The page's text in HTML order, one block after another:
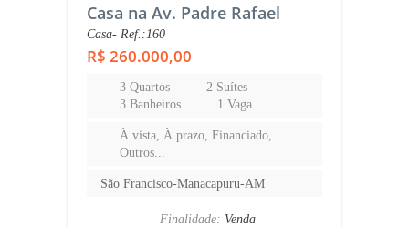
Casa na Av. Padre Rafael
Casa- Ref.:160
R$ 260.000,00
3 Quartos
2 Suítes
3 Banheiros
1 Vaga
À vista, À prazo, Financiado,
Outros...
São Francisco-Manacapuru-AM
Finalidade: Venda